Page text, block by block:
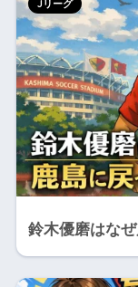
鈴木優磨はな
Jリーグ